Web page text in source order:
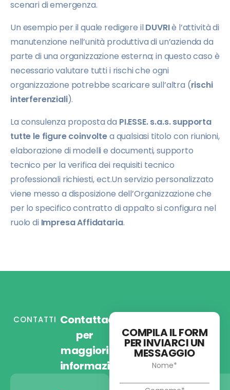
scenari di emergenza.
Un esempio per il quale redigere ilDUVRIè l’attività di
manutenzione nell’unità produttiva di un’azienda da
parte di una organizzazione esterna; in questo caso è
necessario valutare tutti i rischi che ogni
organizzazione potrebbe scaricare sull’altra (rischi
interferenziali).
La consulenza proposta da PI.ESSE. s.a.s. supporta
tutte le figure coinvoltea qualsiasi titolo con riunioni,
elaborazione di modelli e documenti, supporto
tecnico per la verifica dei requisiti tecnico
professionali richiesti, ect.Un servizio personalizzato
viene messo a disposizione dell’Organizzazione che
per lo specifico contratto di appalto si configura nel
ruolo di Impresa Affidataria.
CONTATTI Contattaci
per
maggiori
informazioni
COMPILA IL FORM
PER INVIARCI UN
MESSAGGIO